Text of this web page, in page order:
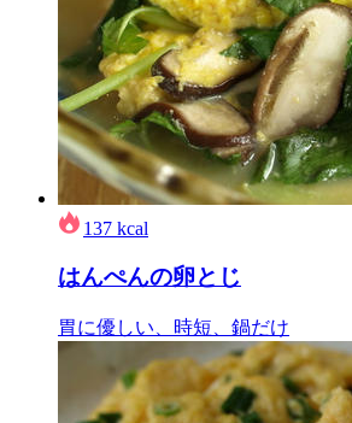
137 kcal
はんぺんの卵とじ
胃に優しい、時短、鍋だけ